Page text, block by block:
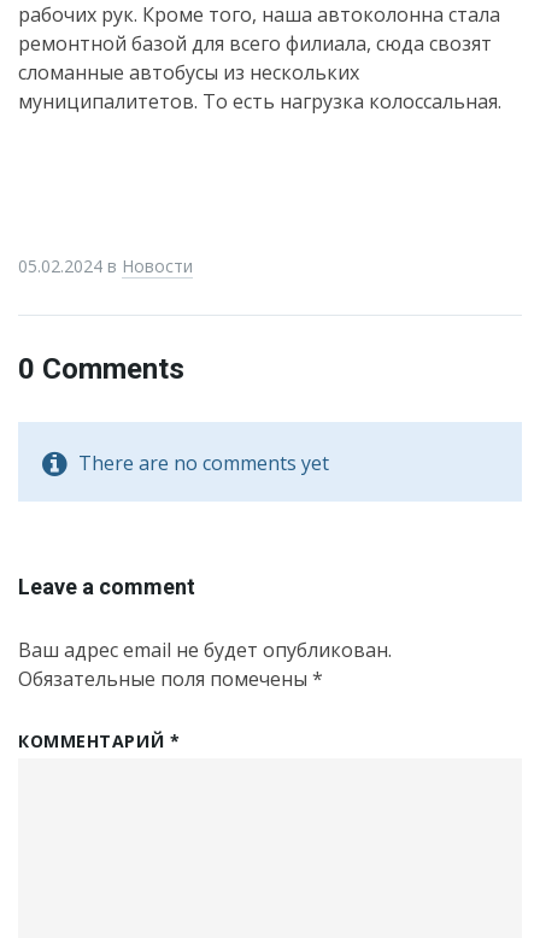
рабочих рук. Кроме того, наша автоколонна стала
ремонтной базой для всего филиала, сюда свозят
сломанные автобусы из нескольких
муниципалитетов. То есть нагрузка колоссальная.
05.02.2024 в Новости
0 Comments
There are no comments yet
Leave a comment
Ваш адрес email не будет опубликован.
Обязательные поля помечены *
КОММЕНТАРИЙ *